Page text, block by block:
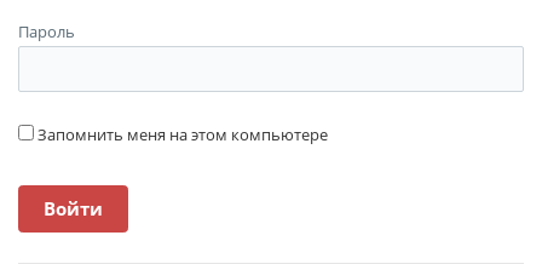
Пароль
Запомнить меня на этом компьютере